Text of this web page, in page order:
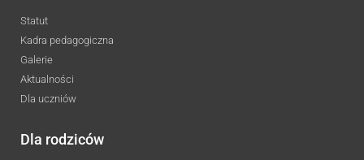
Statut
Kadra pedagogiczna
Galerie
Aktualności
Dla uczniów
Dla rodziców